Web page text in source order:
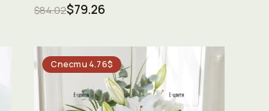
$84.02$79.26
Спести 4.76$